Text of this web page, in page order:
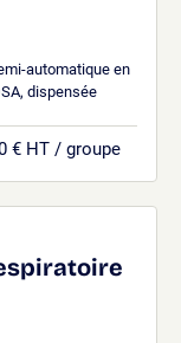
automatique en
dispensée
€ HT / groupe